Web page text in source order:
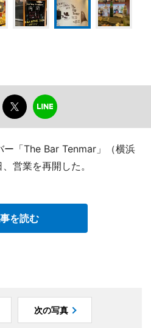
ー「The Bar Tenmar」（横浜
営業を再開した。
を読む
次の写真